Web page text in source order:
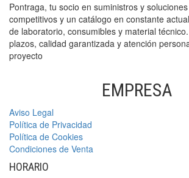
Pontraga, tu socio en suministros y
competitivos y un catálogo en constante
de laboratorio, consumibles y material
plazos, calidad garantizada y atención
proyecto
EMPRESA
Aviso Legal
Política de Privacidad
Política de Cookies
Condiciones de Venta
HORARIO